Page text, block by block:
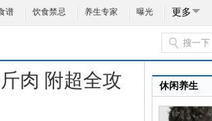
谱 饮食禁忌 养生专家 曝光 更多
肉 附超全攻
休闲养生